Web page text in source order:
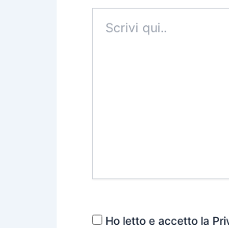
qui..
Ho letto e accetto la